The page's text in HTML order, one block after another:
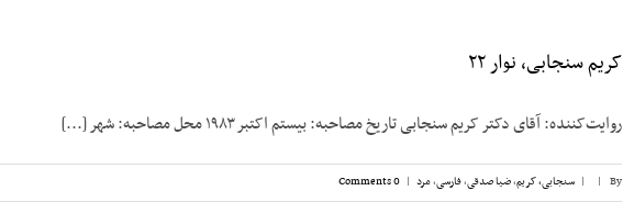
کریم سنجابی، نوار ۲۲
روایت‌‌کننده: آقای دکتر کریم سنجابی تاریخ مصاحبه: بیستم اکتبر ۱۹۸۳ محل مصاحبه: شهر [...]
By
|
| سنجابی، کریم,ضیا صدقی,فارسی,مرد |
0 Comments